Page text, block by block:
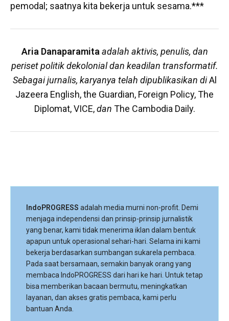
pemodal; saatnya kita bekerja untuk sesama.***
Aria Danaparamita adalah aktivis, penulis, dan
periset politik dekolonial dan keadilan transformatif.
Sebagai jurnalis, karyanya telah dipublikasikan diAl
Jazeera English, the Guardian, Foreign Policy, The
Diplomat, VICE,dan The Cambodia Daily.
IndoPROGRESS adalah media murni non-profit. Demi
menjaga independensi dan prinsip-prinsip jurnalistik
yang benar, kami tidak menerima iklan dalam bentuk
apapun untuk operasional sehari-hari. Selama ini kami
bekerja berdasarkan sumbangan sukarela pembaca.
Pada saat bersamaan, semakin banyak orang yang
membaca IndoPROGRESS dari hari ke hari. Untuk tetap
bisa memberikan bacaan bermutu, meningkatkan
layanan, dan akses gratis pembaca, kami perlu
bantuan Anda.